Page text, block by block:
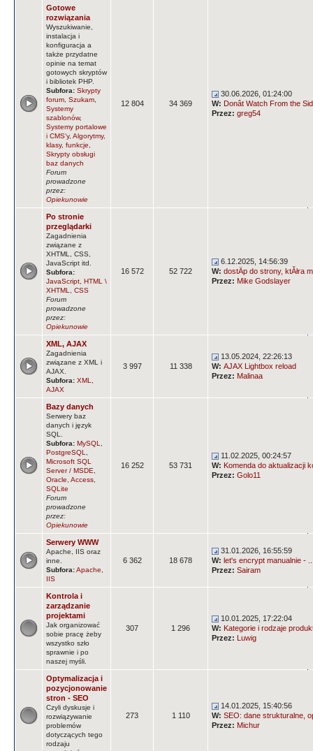
Gotowe
rozwiązania
Wyszukiwanie,
instalacja i
konfiguracja a
także przydatne
opinie na temat
gotowych skryptów
i bibliotek PHP.
Subfora: Skrypty
forum Szukam
Systemy
szablonów,
Systemy portalowe
i CMS'y, Algorytmy,
klasy, funkcje
Skrypty obsługi
baz danych
Forum
prowadzone
przez:
Opiekunowie
12 804 34 369
30.06.2026, 01:24:00
W: Donât Watch From the
Przez: greg54
Po stronie
przeglądarki
Zagadnienia
związane z
XHTML, CSS,
JavaScript itd.
Subfora:
JavaScript HTML \
XHTML
CSS
Forum
prowadzone
przez:
Opiekunowie
16 572 52 722
6.12.2025, 14:56:39
W: dostÄp do strony, ktĂłra
Przez: Mike Godslayer
XML, AJAX
Zagadnienia
związane z XML i
AJAX.
Subfora: XML
AJAX
3 997 11 338
13.05.2024, 22:26:13
W: AJAX Lightbox reload
Przez: Malinaa
Bazy danych
Serwery baz
danych i język
SQL.
Subfora: MySQL
PostgreSQL
Microsoft SQL
Server / MSDE
Oracle Access
SQLite
Forum
prowadzone
przez:
Opiekunowie
16 252 53 731
11.02.2025, 00:24:57
W: Komenda do aktualizacji
Przez: Golo11
Serwery WWW
Apache, IIS oraz
inne.
Subfora:Apache
IIS
6 362 18 678
31.01.2026, 16:55:59
W: let's encrypt manualnie -
Przez: Sairam
Kontrola i
zarządzanie
projektami
Jak organizować
sobie pracę żeby
wszystko szło
sprawnie i po
naszej myśli.
307 1 296
10.01.2025, 17:22:04
W: Kategorie i rodzaje
Przez: Luwig
Optymalizacja i
pozycjonowanie
stron - SEO
Czyli dyskusje i
rozwiązywanie
problemów
dotyczących tego
rodzaju
273 1 110
14.01.2025, 15:40:56
W: SEO: dane strukturalne,
Przez: Michur